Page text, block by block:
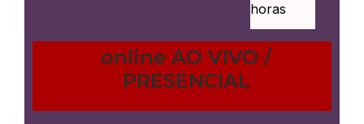
horas
online AO VIVO /
PRESENCIAL